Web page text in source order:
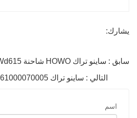
يشارك:
التالي : ساينو تراك HOWO VG61000070005 فلتر الزيت
اسم